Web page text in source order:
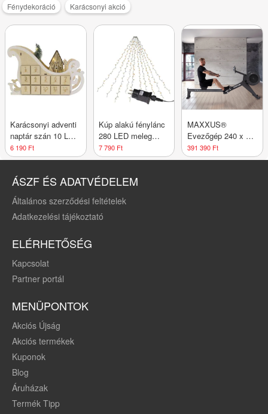
Fénydekoráció Karácsonyi akció
Karácsonyi adventi
naptár szán 10 LED
elemes
6 190 Ft
Kúp alakú fénylánc
280 LED meleg
fehér
7 790 Ft
MAXXUS®
Evezőgép 240 x 62
x 106 cm fekete
391 390 Ft
ÁSZF ÉS ADATVÉDELEM
Általános szerződési feltételek
Adatkezelési tájékoztató
ELÉRHETŐSÉG
Kapcsolat
Partner portál
MENÜPONTOK
Akciós Újság
Akciós termékek
Kuponok
Blog
Áruházak
Termék Tipp